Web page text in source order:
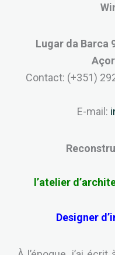
Lugar da Barca
Contact: (+351)
E-mail:
l’atelier
Designer